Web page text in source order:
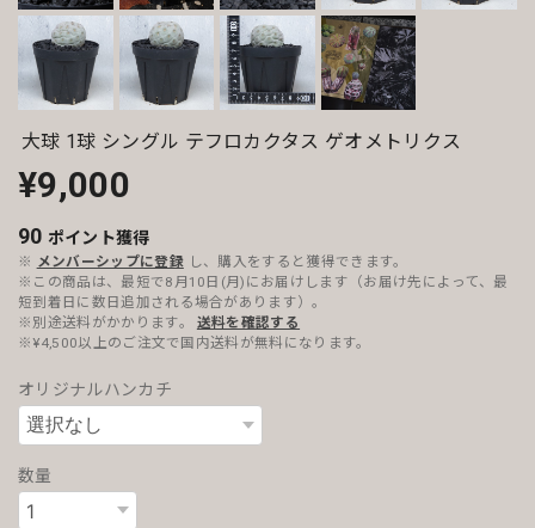
大球 1球 シングル テフロカクタス ゲオメトリクス
¥9,000
90 ポイント獲得
※ メンバーシップに登録 し、購入をすると獲得できます。
※この商品は、最短で8月10日(月)にお届けします（お届け先によって、最
短到着日に数日追加される場合があります）。
※別途送料がかかります。
送料を確認する
※¥4,500以上のご注文で国内送料が無料になります。
オリジナルハンカチ
数量